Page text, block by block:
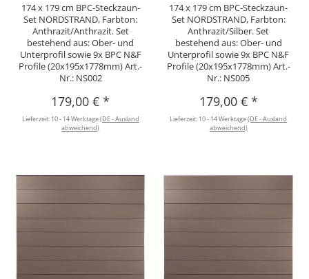
174 x 179 cm BPC-Steckzaun-
Set NORDSTRAND, Farbton:
Anthrazit/Anthrazit. Set
bestehend aus: Ober- und
Unterprofil sowie 9x BPC N&F
Profile (20x195x1778mm) Art.-
Nr.: NS002
179,00 €*
Lieferzeit: 10 - 14 Werktage(DE - Ausland
abweichend)
174 x 179 cm BPC-Steckzaun-
Set NORDSTRAND, Farbton:
Anthrazit/Silber. Set
bestehend aus: Ober- und
Unterprofil sowie 9x BPC N&F
Profile (20x195x1778mm) Art.-
Nr.: NS005
179,00 € *
Lieferzeit: 10 - 14 Werktage(DE - Ausland
abweichend)